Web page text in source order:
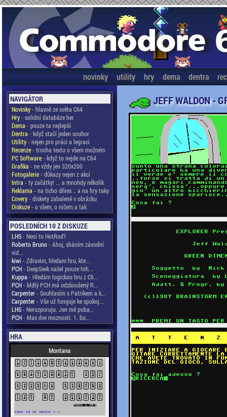
novinky utility hry dema dentra
NAVIGÁTOR
Novinky- hlavně ze světa C64
Hry- solidní databáze her
Dema - pouze ta nejlepší
Dentra - když stačí jeden soubor
Utility- nejen pro práci a legraci
Recenze- trocha textu o všem možném
PC Software- když to nejde na C64
Grafika - ne vždy jen 320x200
Fotogalerie- důkazy nejen z akcí
Intra - ty začátky! ... a mnohdy několik
Reklama - na ticho dňies .. a na hry taky
Covery- diskety zabalené v obrázku
Diskuze- o všem, o ničem a tak
POSLEDNÍCH 10 Z DISKUZE
LHS- Není to HotRod?
Roberto Bruno- Ahoj, sháním závodní
vid...
kiwi - Zdravim, hledam hru, kte...
PCH- DeepSeek našel pouze toh...
Kuppa - Hledám logickou hru z C6...
PCH- Mdlý PCH má odzkoušený R...
Carpenter- Souhlasím s Patrikem a k...
Carpenter- Vše už funguje ke spokoj...
LHS- Nerozporuju. Jen mě poba...
PCH- Mas dve moznosti. 1. bu...
HRA
Montana
JEFF WALDON -